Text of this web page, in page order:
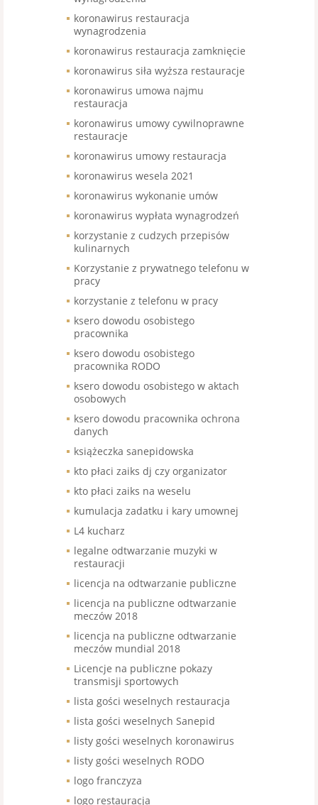
koronawirus restauracja
wynagrodzenia
koronawirus restauracja zamknięcie
koronawirus siła wyższa restauracje
koronawirus umowa najmu
restauracja
koronawirus umowy cywilnoprawne
restauracje
koronawirus umowy restauracja
koronawirus wesela 2021
koronawirus wykonanie umów
koronawirus wypłata wynagrodzeń
korzystanie z cudzych przepisów
kulinarnych
Korzystanie z prywatnego telefonu w
pracy
korzystanie z telefonu w pracy
ksero dowodu osobistego
pracownika
ksero dowodu osobistego
pracownika RODO
ksero dowodu osobistego w aktach
osobowych
ksero dowodu pracownika ochrona
danych
książeczka sanepidowska
kto płaci zaiks dj czy organizator
kto płaci zaiks na weselu
kumulacja zadatku i kary umownej
L4 kucharz
legalne odtwarzanie muzyki w
restauracji
licencja na odtwarzanie publiczne
licencja na publiczne odtwarzanie
meczów 2018
licencja na publiczne odtwarzanie
meczów mundial 2018
Licencje na publiczne pokazy
transmisji sportowych
lista gości weselnych restauracja
lista gości weselnych Sanepid
listy gości weselnych koronawirus
listy gości weselnych RODO
logo franczyza
logo restauracja